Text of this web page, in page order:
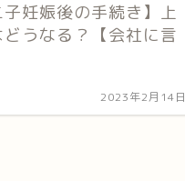
子妊娠後の手続き】上
うなる？【会社に言
2023年2月14日